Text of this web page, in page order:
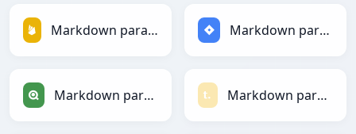
Markdown para Firebase Markdown para Jira
Markdown para Qlik Markdown para Textile